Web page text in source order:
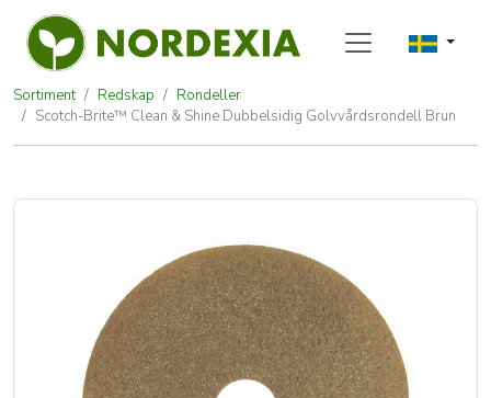
Sortiment Redskap
Rondeller
Scotch-Brite™ Clean & Shine Dubbelsidig Golvvårdsrondell Brun
Scotch-Brite™ Clean & Shine